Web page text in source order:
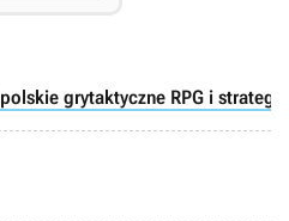
polskie grytaktyczne RPG i strategie